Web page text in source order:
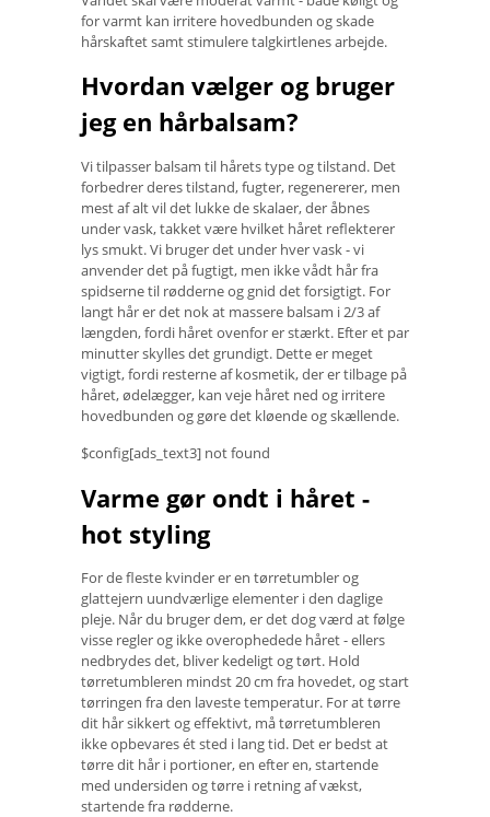
for varmt kan irritere hovedbunden og skade
hårskaftet samt stimulere talgkirtlenes arbejde.
Hvordan vælger og bruger
jeg en hårbalsam?
Vi tilpasser balsam til hårets type og tilstand. Det
forbedrer deres tilstand, fugter, regenererer, men
mest af alt vil det lukke de skalaer, der åbnes
under vask, takket være hvilket håret reflekterer
lys smukt. Vi bruger det under hver vask - vi
anvender det på fugtigt, men ikke vådt hår fra
spidserne til rødderne og gnid det forsigtigt. For
langt hår er det nok at massere balsam i 2/3 af
længden, fordi håret ovenfor er stærkt. Efter et par
minutter skylles det grundigt. Dette er meget
vigtigt, fordi resterne af kosmetik, der er tilbage på
håret, ødelægger, kan veje håret ned og irritere
hovedbunden og gøre det kløende og skællende.
$config[ads_text3] not found
Varme gør ondt i håret -
hot styling
For de fleste kvinder er en tørretumbler og
glattejern uundværlige elementer i den daglige
pleje. Når du bruger dem, er det dog værd at følge
visse regler og ikke overophedede håret - ellers
nedbrydes det, bliver kedeligt og tørt. Hold
tørretumbleren mindst 20 cm fra hovedet, og start
tørringen fra den laveste temperatur. For at tørre
dit hår sikkert og effektivt, må tørretumbleren
ikke opbevares ét sted i lang tid. Det er bedst at
tørre dit hår i portioner, en efter en, startende
med undersiden og tørre i retning af vækst,
startende fra rødderne.